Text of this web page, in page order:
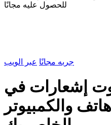
للحصول عليه مجانًا
جربه مجانًا عبر الويب
إشعارات في
والكمبيوتر